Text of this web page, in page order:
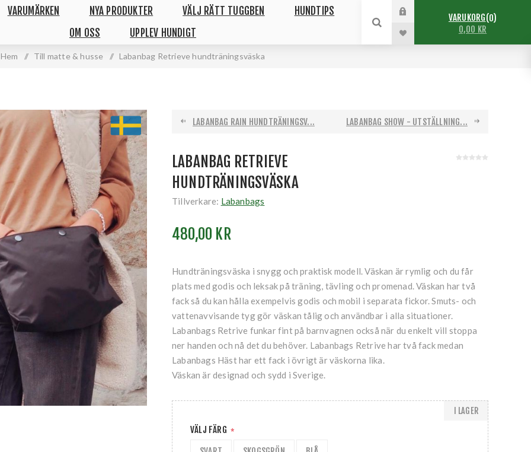
VARUMÄRKEN NYA PRODUKTER VÄLJ RÄTT TUGGBEN
HUNDTIPS
OM OSS
UPPLEV HUNDIGT
VARUKORG 0
0,00 KR
Hem / Till matte & husse / Labanbag Retrieve hundträningsväska
LABANBAG RAIN HUNDTRÄNINGSV... LABANBAG SHOW - UTSTÄLLNING...
LABANBAG RETRIEVE
HUNDTRÄNINGSVÄSKA
Tillverkare: Labanbags
480,00 KR
Hundträningsväska i snygg och praktisk modell. Väskan är rymlig och du får
plats med godis och leksak på träning, tävling och promenad. Väskan har två
fack så du kan hålla exempelvis godis och mobil i separata fickor. Smuts- och
vattenavvisande tyg gör väskan tålig och användbar i alla situationer.
Labanbags Retrive funkar fint på barnvagnen också när du enkelt vill stoppa
ner handen och nå det du behöver. Labanbags Retrive har två fack medan
Labanbags Häst har ett fack i övrigt är väskorna lika.
Väskan är designad och sydd i Sverige.
VÄLJ FÄRG *
I LAGER